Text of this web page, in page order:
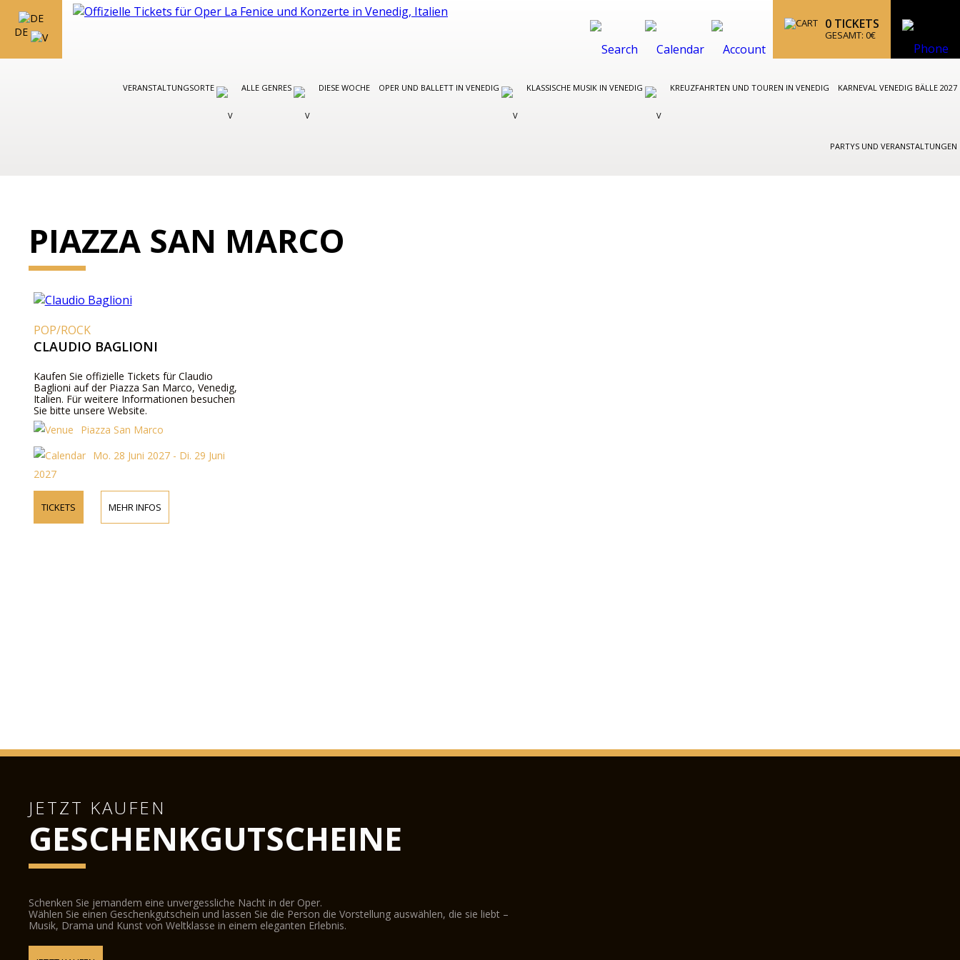
DE
0 TICKETS
GESAMT: 0€
VERANSTALTUNGSORTE ALLE GENRES DIESE WOCHE OPER UND BALLETT IN VENEDIG KLASSISCHE MUSIK IN VENEDIG KREUZFAHRTEN UND TOUREN IN VENEDIG KARNEVAL VENEDIG BÄLLE 2027
PARTYS UND VERANSTALTUNGEN
PIAZZA SAN MARCO
POP/ROCK
CLAUDIO BAGLIONI
Kaufen Sie offizielle Tickets für Claudio
Baglioni auf der Piazza San Marco, Venedig,
Italien. Für weitere Informationen besuchen
Sie bitte unsere Website.
Piazza San Marco
Mo. 28 Juni 2027 - Di. 29 Juni
2027
TICKETS MEHR INFOS
JETZT KAUFEN
GESCHENKGUTSCHEINE
Schenken Sie jemandem eine unvergessliche Nacht in der Oper.
Wählen Sie einen Geschenkgutschein und lassen Sie die Person die Vorstellung auswählen, die sie liebt –
Musik, Drama und Kunst von Weltklasse in einem eleganten Erlebnis.